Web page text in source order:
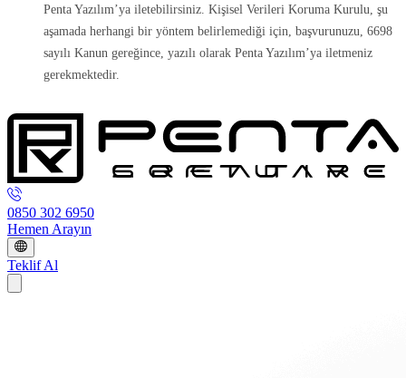
Penta Yazılım’ya iletebilirsiniz. Kişisel Verileri Koruma Kurulu, şu
aşamada herhangi bir yöntem belirlemediği için, başvurunuzu, 6698
sayılı Kanun gereğince, yazılı olarak Penta Yazılım’ya iletmeniz
gerekmektedir.
0850 302 6950
Hemen Arayın
Teklif Al